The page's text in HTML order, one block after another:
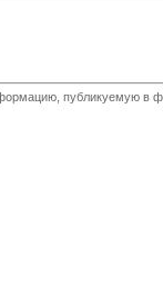
публикуемую